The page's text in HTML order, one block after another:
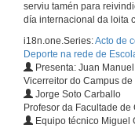
serviu tamén para
día internacional da loita
i18n.one.Series:Acto de
Deporte na rede de
Presenta: Juan
Vicerreitor do Campus
Jorge Soto Carballo
Profesor da Facultade
Equipo técnico Miguel